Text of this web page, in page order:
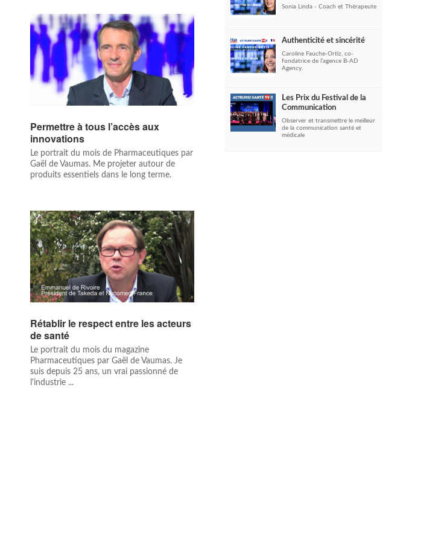
Permettre à tous l’accès aux
innovations
Le portrait du mois de Pharmaceutiques par
Gaël de Vaumas. Me projeter autour de
produits essentiels dans le long terme.
Rétablir le respect entre les acteurs
de santé
Le portrait du mois du magazine
Pharmaceutiques par Gaël de Vaumas. Je
suis depuis 25 ans, un vrai passionné de
l'industrie ...
Sonia Linda - Coach et Thérapeute
Authenticité et sincérité
Caroline Fauche-Ortiz, co-
fondatrice de l’agence B-AD
Agency.
Les Prix du Festival de la
Communication
Observer et transmettre le meilleur
de la communication santé et
médicale